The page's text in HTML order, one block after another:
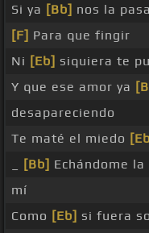
Si ya [Bb] nos la
[F] Para que fingir
Ni [Eb] siquiera te
Y que ese amor ya
desapareciendo
Te maté el miedo
[Bb] Echándome la
mí
Como [Eb] si fuera